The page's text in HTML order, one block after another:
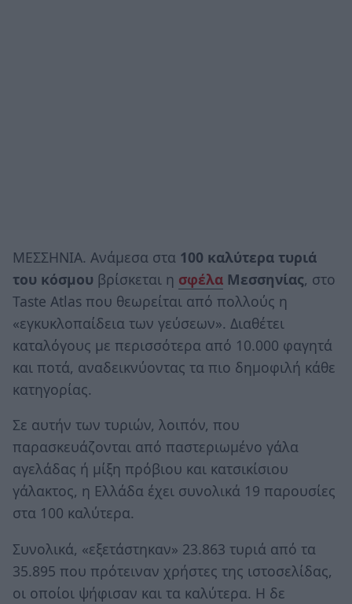
ΜΕΣΣΗΝΙΑ. Ανάμεσα στα 100 καλύτερα τυριά
του κόσμου βρίσκεται η σφέλα Μεσσηνίας, στο
Taste Atlas που θεωρείται από πολλούς η
«εγκυκλοπαίδεια των γεύσεων». Διαθέτει
καταλόγους με περισσότερα από 10.000 φαγητά
και ποτά, αναδεικνύοντας τα πιο δημοφιλή κάθε
κατηγορίας.
Σε αυτήν των τυριών, λοιπόν, που
παρασκευάζονται από παστεριωμένο γάλα
αγελάδας ή μίξη πρόβιου και κατσικίσιου
γάλακτος, η Ελλάδα έχει συνολικά 19 παρουσίες
στα 100 καλύτερα.
Συνολικά, «εξετάστηκαν» 23.863 τυριά από τα
35.895 που πρότειναν χρήστες της ιστοσελίδας,
οι οποίοι ψήφισαν και τα καλύτερα. Η δε